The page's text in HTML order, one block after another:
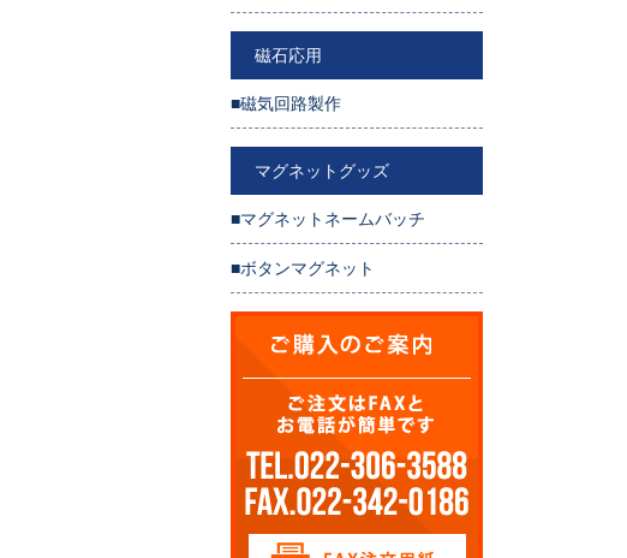
磁石応用
■磁気回路製作
マグネットグッズ
■マグネットネームバッチ
■ボタンマグネット